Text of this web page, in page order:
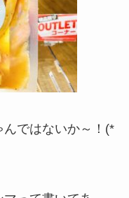
んではないか～！(*